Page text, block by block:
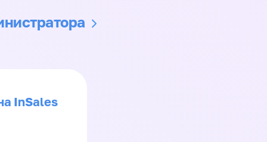
InSales